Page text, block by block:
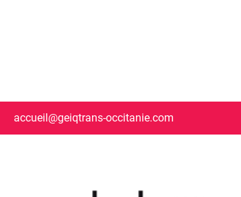
accueil@geiqtrans-occitanie.com